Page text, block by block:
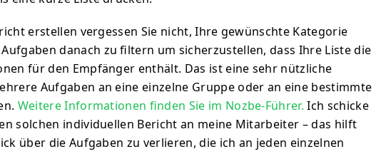
erstellen vergessen Sie nicht, Ihre gewünschte Kategorie
danach zu filtern um sicherzustellen, dass Ihre Liste die
für den Empfänger enthält. Das ist eine sehr nützliche
Aufgaben an eine einzelne Gruppe oder an eine bestimmte
Weitere Informationen finden Sie im Nozbe-Führer. Ich schicke
solchen individuellen Bericht an meine Mitarbeiter – das hilft
über die Aufgaben zu verlieren, die ich an jeden einzelnen